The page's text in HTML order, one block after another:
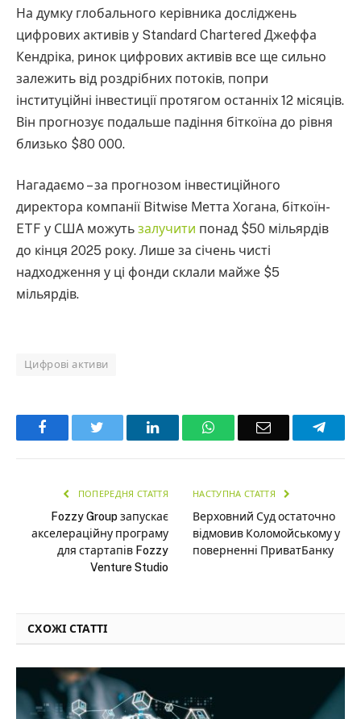
На думку глобального керівника досліджень
цифрових активів у Standard Chartered Джеффа
Кендріка, ринок цифрових активів все ще сильно
залежить від роздрібних потоків, попри
інституційні інвестиції протягом останніх 12 місяців.
Він прогнозує подальше падіння біткоїна до рівня
близько $80 000.
Нагадаємо – за прогнозом інвестиційного
директора компанії Bitwise Метта Хогана, біткоїн-
ETF у США можуть залучити понад $50 мільярдів
до кінця 2025 року. Лише за січень чисті
надходження у ці фонди склали майже $5
мільярдів.
Цифрові активи
Facebook LinkedInWhatsAppEmail
ПОПЕРЕДНЯ СТАТТЯ
Fozzy Group запускає
акселераційну програму
для стартапів Fozzy
Venture Studio
НАСТУПНА СТАТТЯ
Верховний Суд остаточно
відмовив Коломойському у
поверненні ПриватБанку
СХОЖІ СТАТТІ